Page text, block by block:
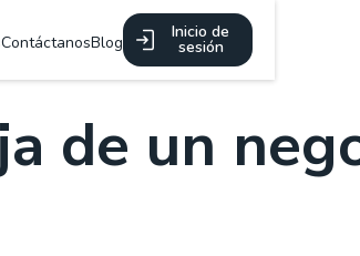
ContáctanosBlog
Inicio de
sesión
de un